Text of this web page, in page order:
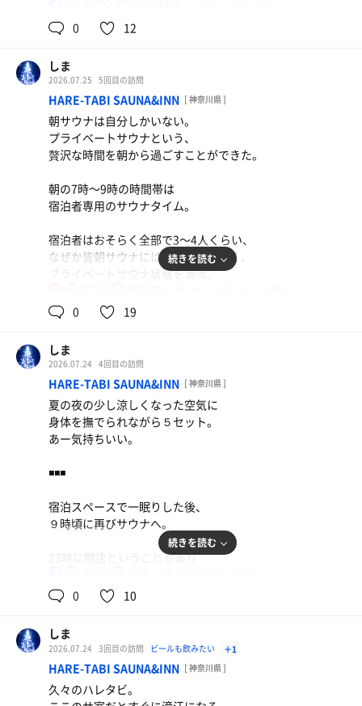
麻婆豆腐定食
水餃子
水
グリーンカレー
Coca-Cola
おそらく水風呂の井戸水の水質が
優しく冷やしてくれている気がする。
そのおかげで、とてもリラックスすることができる。
最後はあつ湯と内湯の水風呂で
身体を締めて、いっちょ上がり。
途中でマット交換が入った。
ふかふかのマットに座りたくて
並んで入ったら、
なんとロウリュサービスのおまけ付き。
これは運が良かった。
アクエリアス
0 12
しま
2026.07.25 5回目の訪問
HARE-TABI SAUNA&INN [ 神奈川県 ]
朝サウナは自分しかいない。
プライベートサウナという、
贅沢な時間を朝から過ごすことができた。
朝の7時〜9時の時間帯は
宿泊者専用のサウナタイム。
宿泊者はおそらく全部で3〜4人くらい、
なぜか皆朝サウナには来る様子がなく、
プライベートサウナ状態を満喫。
朝は男女入れ替え。
自分一人しかいないので、
自分のペースでセルフロウリュ、
水風呂、インフィニティチェアを独り占め。
あっという間の2時間を過ごせた。
空いているのは大歓迎だが、
続きを読む
0 19
しま
2026.07.24 4回目の訪問
HARE-TABI SAUNA&INN [ 神奈川県 ]
夏の夜の少し涼しくなった空気に
身体を撫でられながら５セット。
あー気持ちいい。
◾️◾️◾️
宿泊スペースで一眠りした後、
９時頃に再びサウナへ。
23時に閉店ということもあり
最後は自分一人になってしまった。
気兼ねなくセルフロウリュができるので、
大量の滝汗をかいて、インフィニティチェアで
気がついたのだが、インフィニティの前にある
続きを読む
0 10
しま
2026.07.24 3回目の訪問 ビールも飲みたい ＋1
HARE-TABI SAUNA&INN [ 神奈川県 ]
久々のハレタビ。